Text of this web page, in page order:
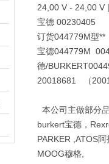
24,00 V - 24,00 V
宝德 00230405
订货044779M型**
宝德044779M
德/BURKERT
20018681 （
本公司主做部分
burkert宝德，
PARKER ,ATOS
MOOG穆格,